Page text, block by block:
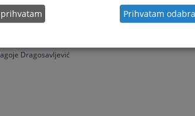
051 211 630
Dragosavljević
Prihvatam